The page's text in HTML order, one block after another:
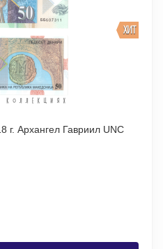
ХИТ
г. Архангел Гавриил UNC